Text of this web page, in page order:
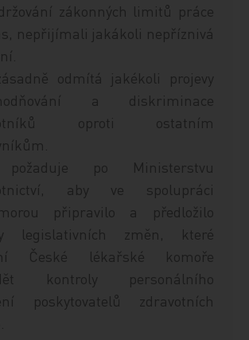
zákonných limitů práce
nepřijímali jakákoli nepříznivá
odmítá jakékoli projevy
a diskriminace
oproti ostatním
po Ministerstvu
aby ve spolupráci
připravilo a předložilo
legislativních změn, které
České lékařské komoře
kontroly personálního
poskytovatelů zdravotních